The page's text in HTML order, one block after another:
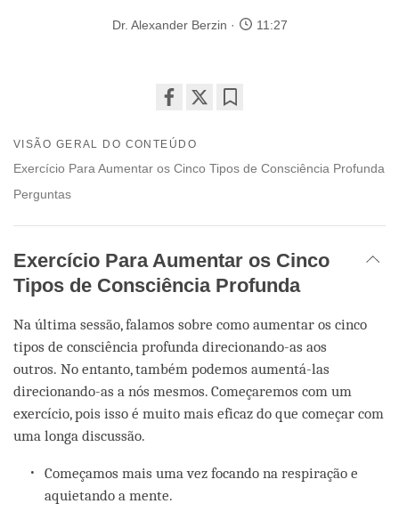
Dr. Alexander Berzin 11:27
on
facebook
VISÃO GERAL DO CONTEÚDO
Exercício Para Aumentar os Cinco Tipos de Consciência Profunda
Perguntas
Exercício Para Aumentar os Cinco
Tipos de Consciência Profunda
Na última sessão, falamos sobre como aumentar os cinco
tipos de consciência profunda direcionando-as aos
outros. No entanto, também podemos aumentá-las
direcionando-as a nós mesmos. Começaremos com um
exercício, pois isso é muito mais eficaz do que começar com
uma longa discussão.
Começamos mais uma vez focando na respiração e
aquietando a mente.